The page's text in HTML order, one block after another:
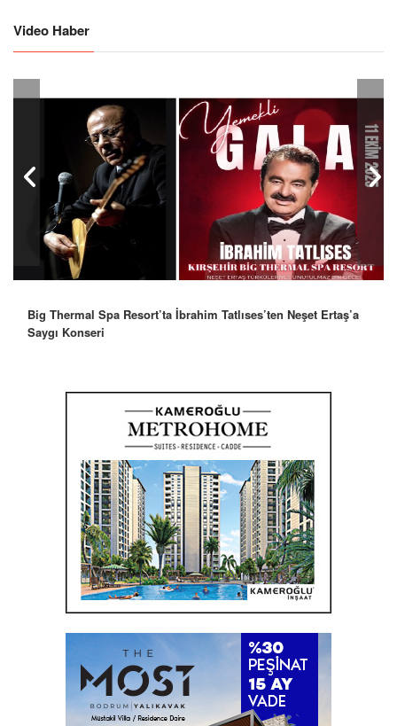
Video Haber
Big Thermal Spa Resort’ta İbrahim Tatlıses’ten Neşet Ertaş’a
Saygı Konseri